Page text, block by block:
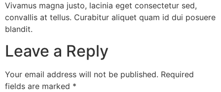
Vivamus magna justo, lacinia eget consectetur sed,
convallis at tellus. Curabitur aliquet quam id dui posuere
blandit.
Leave a Reply
Your email address will not be published. Required
fields are marked *